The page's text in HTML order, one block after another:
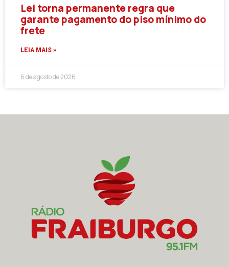
Lei torna permanente regra que
garante pagamento do piso mínimo do
frete
LEIA MAIS »
6 de agosto de 2026